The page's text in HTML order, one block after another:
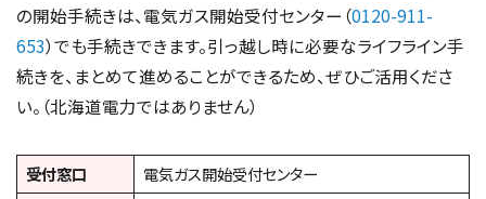
の開始手続きは、電気ガス開始受付センター（0120-911-
653）でも手続きできます。引っ越し時に必要なライフライン手
続きを、まとめて進めることができるため、ぜひご活用くださ
い。（北海道電力ではありません）
受付窓口
電気ガス開始受付センター